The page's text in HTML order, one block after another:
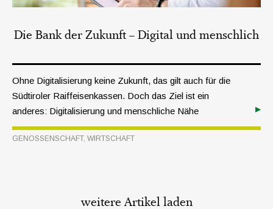
Die Bank der Zukunft – Digital und menschlich
Ohne Digitalisierung keine Zukunft, das gilt auch für die
Südtiroler Raiffeisenkassen. Doch das Ziel ist ein
anderes: Digitalisierung und menschliche Nähe
miteinander verbinden.
GENOSSENSCHAFT, WIRTSCHAFT
weitere Artikel laden